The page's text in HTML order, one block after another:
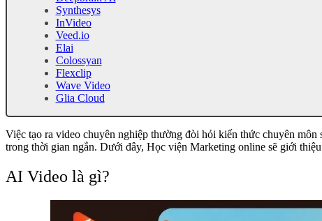
Synthesys
InVideo
Veed.io
Elai
Colossyan
Flexclip
Wave Video
Glia Cloud
Việc tạo ra video chuyên nghiệp thường đòi hỏi kiến thức chuyên
trong thời gian ngắn. Dưới đây, Học viện Marketing online sẽ giới
AI Video là gì?